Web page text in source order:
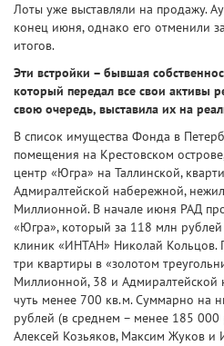
Лоты уже выставляли на продажу.
конец июня, однако его отменили
итогов.
Эти встройки – бывшая
который передал все свои активы
свою очередь, выставила их на
В список имущества Фонда в
помещения на Крестовском
центр «Югра» на Таллинской,
Адмиралтейской набережной,
Миллионной. В начале июня РАД
«Югра», который за 118 млн
клиник «ИНТАН» Николай Кольцов.
три квартиры в «золотом
Миллионной, 38 и
чуть менее 700 кв.м. Суммарно на
рублей (в среднем – менее 185 000
Алексей Козьяков, Максим Жуков и